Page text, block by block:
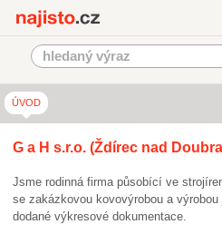
ÚVOD
G a H s.r.o. (Ždírec nad
Jsme rodinná firma působící ve
se zakázkovou kovovýrobou a
dodané výkresové dokumentace.